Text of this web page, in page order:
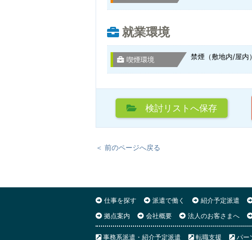
就業環境
喫煙環境 禁煙（敷地内/屋内）
検討リストへ保存
＜ 前のページへ戻る
仕事を探す 派遣で働く 紹介予定派遣
拠点案内
会社概要 法人のお客さまへ
事務系派遣・紹介予定派遣 転職支援 パー